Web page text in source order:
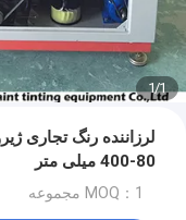
1
/
1
لرزاننده رنگ تجاری
80-400 میلی متر
MOQ：1 مجموعه